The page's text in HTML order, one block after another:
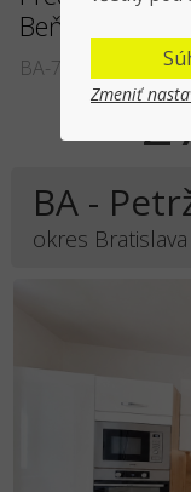
Beňadická ulica
BA-73068
BA -
okres Bratislava
Zmeniť